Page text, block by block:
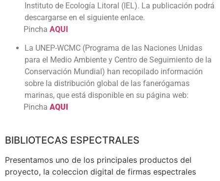
Instituto de Ecología Litoral (IEL). La publicación podrá
descargarse en el siguiente enlace.
Pincha AQUI
La UNEP-WCMC (Programa de las Naciones Unidas
para el Medio Ambiente y Centro de Seguimiento de la
Conservación Mundial) han recopilado información
sobre la distribución global de las fanerógamas
marinas, que está disponible en su página web:
Pincha AQUI
BIBLIOTECAS ESPECTRALES
Presentamos uno de los principales productos del
proyecto, la coleccion digital de firmas espectrales